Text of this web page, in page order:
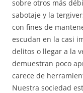
sobre otros más
sabotaje y la
con fines de
escudan en la casi
delitos o llegar a la
demuestran poco
carece de
Nuestra sociedad